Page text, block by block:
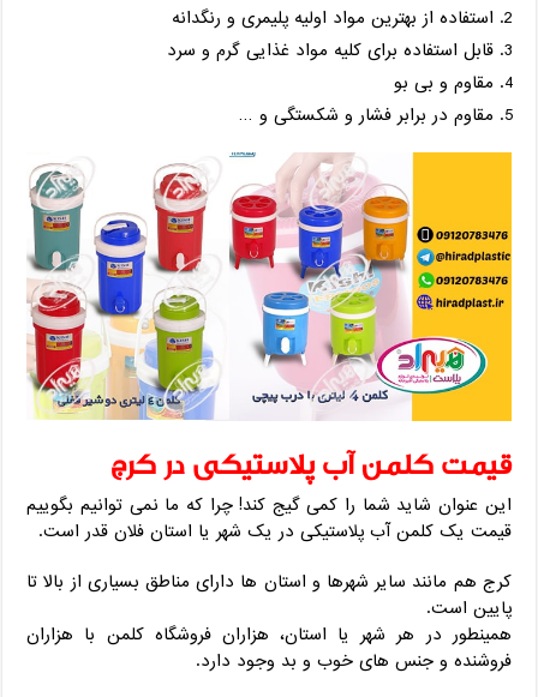
استفاده از بهترین مواد اولیه پلیمری و رنگدانه
قابل استفاده برای کلیه مواد غذایی گرم و سرد
مقاوم و بی بو
مقاوم در برابر فشار و شکستگی و …
قیمت کلمن آب پلاستیکی در کرج
این عنوان شاید شما را کمی گیج کند! چرا که ما نمی توانیم بگوییم
قیمت یک کلمن آب پلاستیکی در یک شهر یا استان فلان قدر است.
کرج هم مانند سایر شهرها و استان ها دارای مناطق بسیاری از بالا تا
پایین است.
همینطور در هر شهر یا استان، هزاران فروشگاه کلمن با هزاران
فروشنده و جنس های خوب و بد وجود دارد.